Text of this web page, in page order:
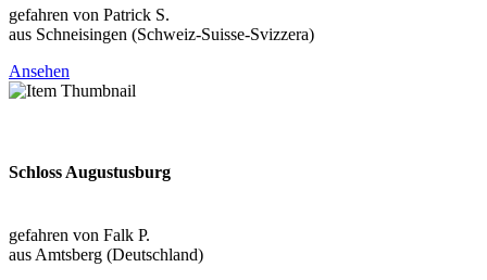
gefahren von Patrick S.
aus Schneisingen (Schweiz-Suisse-Svizzera)
Ansehen
Schloss Augustusburg
gefahren von Falk P.
aus Amtsberg (Deutschland)